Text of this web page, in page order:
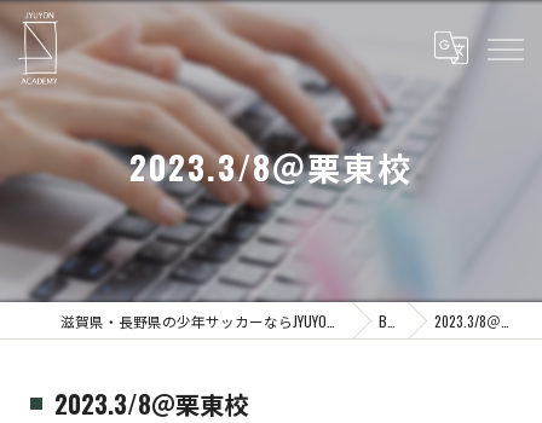
2023.3/8＠栗東校
Blog 2023.3/8＠栗東校
2023.3/8＠栗東校